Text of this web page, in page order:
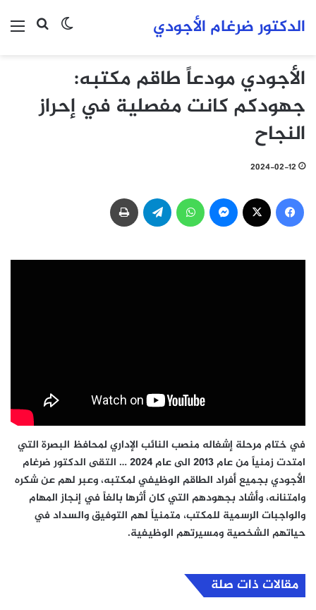
بحثالوضع الدكتور ضرغام الأجودي
الأجودي مودعاً طاقم مكتبه:
جهودكم كانت مفصلية في إحراز
النجاح
2024-02-12
فيسبوك ماسنجر واتساب تيلقرام
في ختام مرحلة إشغاله منصب النائب الإداري لمحافظ البصرة التي
امتدت زمنياً من عام 2013 الى عام 2024 … التقى الدكتور ضرغام
الأجودي بجميع أفراد الطاقم الوظيفي لمكتبه، وعبر لهم عن شكره
وامتنانه، وأشاد بجهودهم التي كان أثرها بالغاً في إنجاز المهام
والواجبات الرسمية للمكتب، متمنياً لهم التوفيق والسداد في
حياتهم الشخصية ومسيرتهم الوظيفية.
مقالات ذات صلة